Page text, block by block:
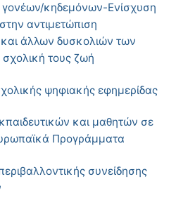
γονέων/κηδεμόνων-Ενίσχυση
αντιμετώπιση
άλλων δυσκολιών των
τους ζωή
ψηφιακής εφημερίδας
και μαθητών σε
Προγράμματα
συνείδησης